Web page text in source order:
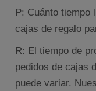
P: Cuánto tiempo
cajas de regalo
R: El tiempo de
pedidos de cajas
puede variar.